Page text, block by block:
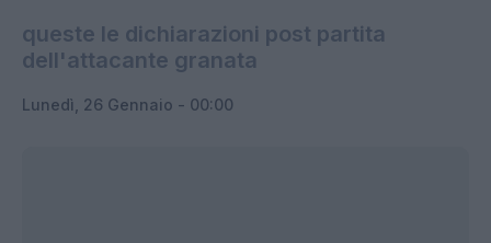
queste le dichiarazioni post partita
dell'attacante granata
Lunedì, 26 Gennaio - 00:00